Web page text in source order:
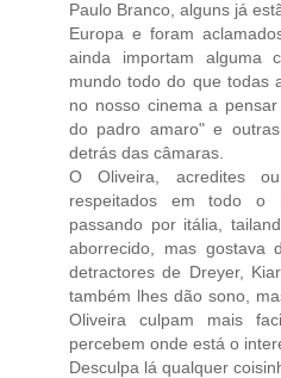
Paulo Branco, alguns já
Europa e foram
ainda importam alguma
mundo todo do que todas
no nosso cinema a
do padro amaro" e
detrás das câmaras.
O Oliveira, acredites
respeitados em todo o
passando por itália,
aborrecido, mas
detractores de Dreyer,
também lhes dão sono,
Oliveira culpam mais
percebem onde está o
Desculpa lá qualquer